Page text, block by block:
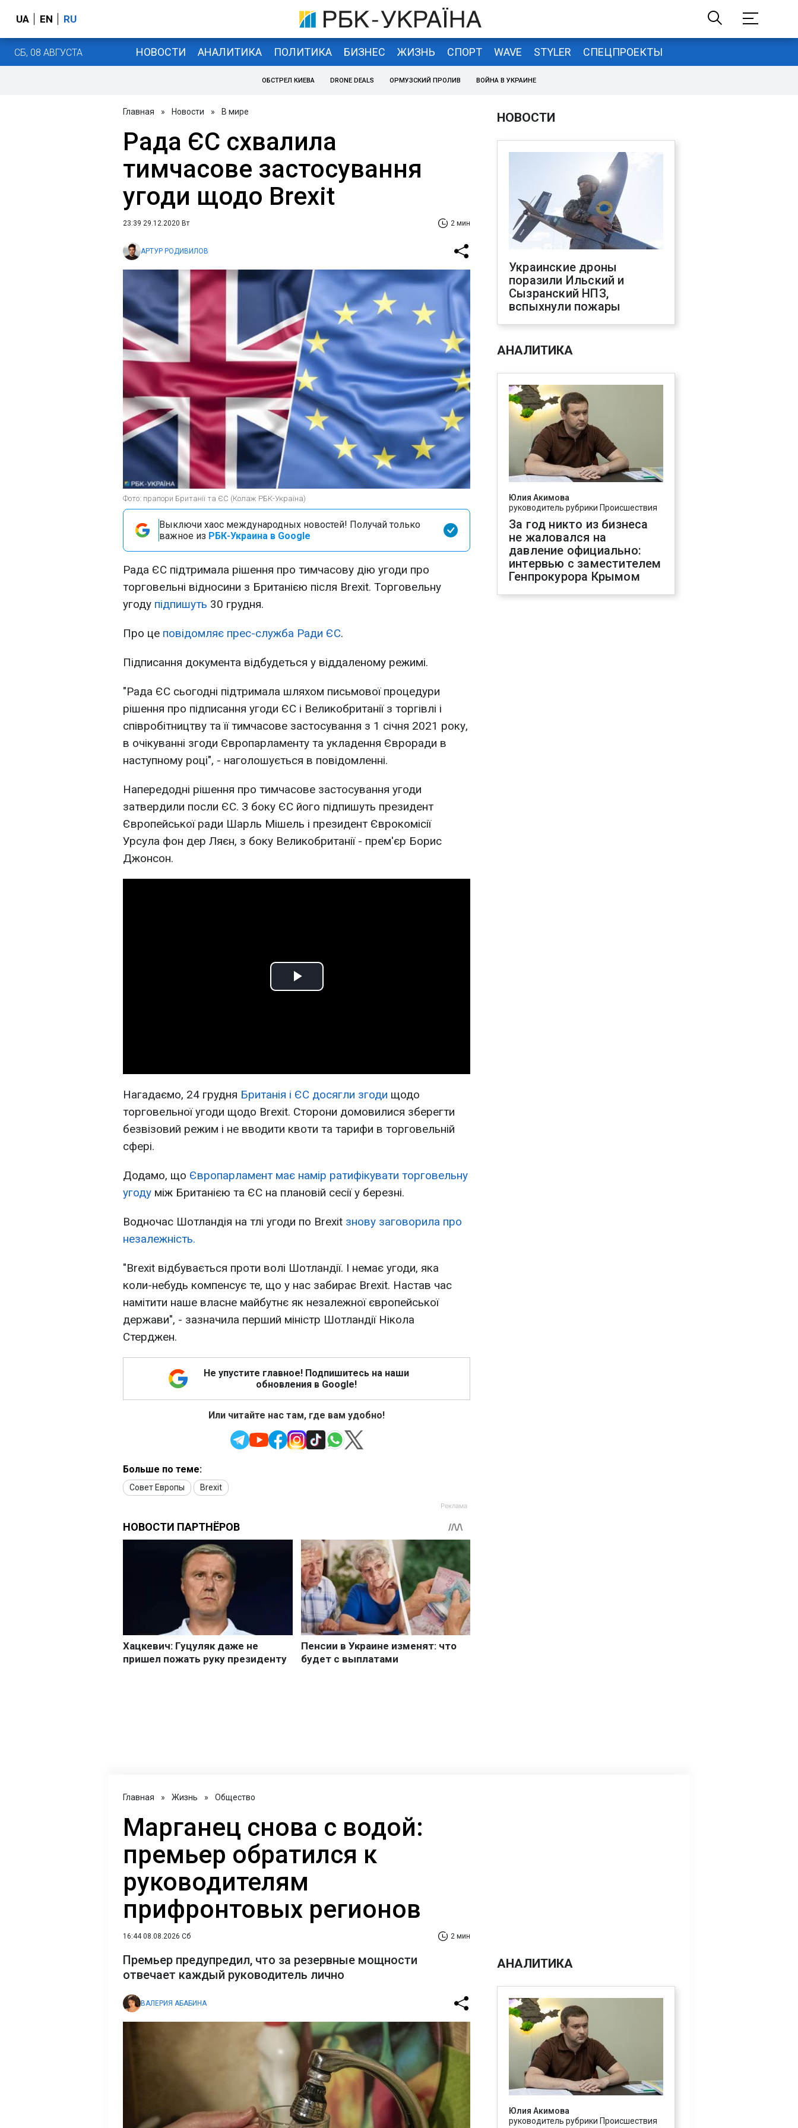
UA EN RU
СБ, 08 АВГУСТА НОВОСТИ АНАЛИТИКА ПОЛИТИКА БИЗНЕС ЖИЗНЬ СПОРТ WAVE STYLER СПЕЦПРОЕКТЫ
ОБСТРЕЛ КИЕВА DRONE DEALS ОРМУЗСКИЙ ПРОЛИВ ВОЙНА В УКРАИНЕ
Главная » Новости » В мире
Рада ЄС схвалила
тимчасове застосування
угоди щодо Brexit
23:39 29.12.2020 Вт 2 мин
АРТУР РОДИВИЛОВ
Фото: прапори Британії та ЄС (Колаж РБК-Україна)
Выключи хаос международных новостей! Получай только
важное из РБК-Украина в Google
Рада ЄС підтримала рішення про тимчасову дію угоди про
торговельні відносини з Британією після Brexit. Торговельну
угоду підпишуть 30 грудня.
Про це повідомляє прес-служба Ради ЄС.
Підписання документа відбудеться у віддаленому режимі.
"Рада ЄС сьогодні підтримала шляхом письмової процедури
рішення про підписання угоди ЄС і Великобританії з торгівлі і
співробітництву та її тимчасове застосування з 1 січня 2021 року,
в очікуванні згоди Європарламенту та укладення Євроради в
наступному році", - наголошується в повідомленні.
Напередодні рішення про тимчасове застосування угоди
затвердили посли ЄС. З боку ЄС його підпишуть президент
Європейської ради Шарль Мішель і президент Єврокомісії
Урсула фон дер Ляєн, з боку Великобританії - прем'єр Борис
Джонсон.
Play
Нагадаємо, 24 грудня Британія і ЄС досягли згоди щодо
торговельної угоди щодо Brexit. Сторони домовилися зберегти
безвізовий режим і не вводити квоти та тарифи в торговельній
сфері.
Додамо, що Європарламент має намір ратифікувати торговельну
угоду між Британією та ЄС на плановій сесії у березні.
Водночас Шотландія на тлі угоди по Brexit знову заговорила про
незалежність.
"Brexit відбувається проти волі Шотландії. І немає угоди, яка
коли-небудь компенсує те, що у нас забирає Brexit. Настав час
намітити наше власне майбутнє як незалежної європейської
держави", - зазначила перший міністр Шотландії Нікола
Стерджен.
Не упустите главное! Подпишитесь на наши
обновления в Google!
Или читайте нас там, где вам удобно!
Больше по теме:
Совет Европы Brexit
НОВОСТИ
Украинские дроны
поразили Ильский и
Сызранский НПЗ,
вспыхнули пожары
АНАЛИТИКА
Юлия Акимова
руководитель рубрики Происшествия
За год никто из бизнеса
не жаловался на
давление официально:
интервью с заместителем
Генпрокурора Крымом
Главная » Жизнь » Общество
Марганец снова с водой:
премьер обратился к
руководителям
прифронтовых регионов
16:44 08.08.2026 Сб 2 мин
Премьер предупредил, что за резервные мощности
отвечает каждый руководитель лично
ВАЛЕРИЯ АБАБИНА
АНАЛИТИКА
Юлия Акимова
руководитель рубрики Происшествия